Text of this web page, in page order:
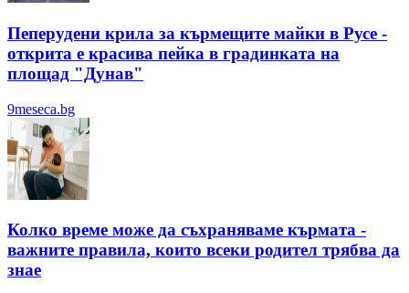
Пеперудени крила за кърмещите майки в Русе -
открита е красива пейка в градинката на
площад "Дунав"
9meseca.bg
Колко време може да съхраняваме кърмата -
важните правила, които всеки родител трябва да
знае